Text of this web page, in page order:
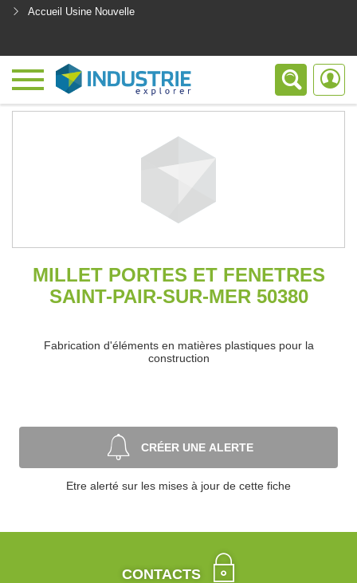
Accueil Usine Nouvelle
MILLET PORTES ET FENETRES
SAINT-PAIR-SUR-MER 50380
Fabrication d'éléments en matières plastiques pour la
construction
CRÉER UNE ALERTE
Etre alerté sur les mises à jour de cette fiche
CONTACTS